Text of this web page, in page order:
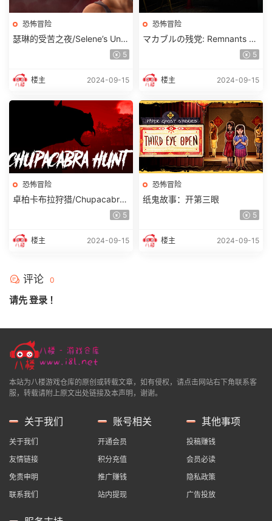
恐怖冒险
瑟琳的受苦之夜/Selene’s Unb
5
楼主 2024-09-15
恐怖冒险
マカブルの残党: Remnants of
5
楼主 2024-09-15
恐怖冒险
卓柏卡布拉狩猎/Chupacabra
5
楼主 2024-09-15
恐怖冒险
纸鬼故事：开第三眼
5
楼主 2024-09-15
评论 0
请先登录 ！
本站为八楼游戏仓库的原创或转载文章，如有侵权，请点击网站右下角联系客
服，转载请附上原文出处链接及本声明，谢谢。
关于我们
关于我们
友情链接
免责申明
联系我们
账号相关
开通会员
积分充值
推广赚钱
站内提现
其他事项
投稿赚钱
会员必读
隐私政策
广告投放